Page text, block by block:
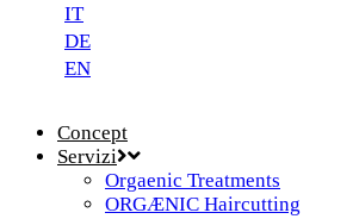
IT
DE
EN
Concept
Servizi
Orgaenic Treatments
ORGÆNIC Haircutting